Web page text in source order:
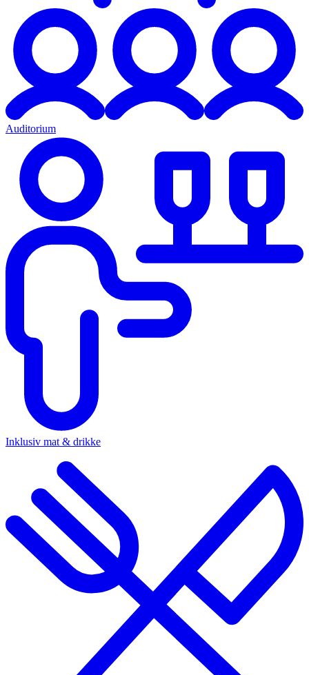
Auditorium
Inklusiv mat & drikke